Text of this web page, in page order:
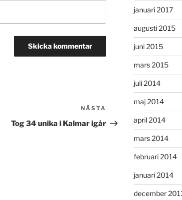
inlägg
NÄSTA
Tog 34 unika i Kalmar igår
januari 2017
augusti 2015
juni 2015
mars 2015
juli 2014
maj 2014
april 2014
mars 2014
februari 2014
januari 2014
december